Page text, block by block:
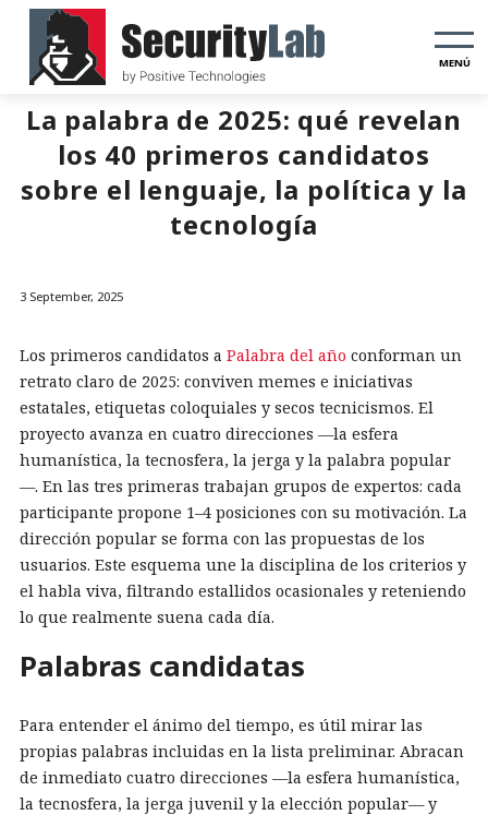
MENÚ
La palabra de 2025: qué revelan
los 40 primeros candidatos
sobre el lenguaje, la política y la
tecnología
3 September, 2025
Los primeros candidatos a Palabra del año conforman un
retrato claro de 2025: conviven memes e iniciativas
estatales, etiquetas coloquiales y secos tecnicismos. El
proyecto avanza en cuatro direcciones —la esfera
humanística, la tecnosfera, la jerga y la palabra popular
—. En las tres primeras trabajan grupos de expertos: cada
participante propone 1–4 posiciones con su motivación. La
dirección popular se forma con las propuestas de los
usuarios. Este esquema une la disciplina de los criterios y
el habla viva, filtrando estallidos ocasionales y reteniendo
lo que realmente suena cada día.
Palabras candidatas
Para entender el ánimo del tiempo, es útil mirar las
propias palabras incluidas en la lista preliminar. Abracan
de inmediato cuatro direcciones —la esfera humanística,
la tecnosfera, la jerga juvenil y la elección popular— y